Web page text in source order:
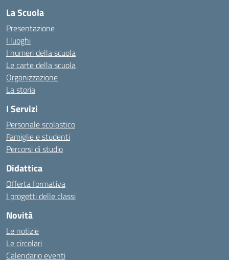
La Scuola
Presentazione
I luoghi
I numeri della scuola
Le carte della scuola
Organizzazione
La storia
I Servizi
Personale scolastico
Famiglie e studenti
Percorsi di studio
Didattica
Offerta formativa
I progetti delle classi
Novità
Le notizie
Le circolari
Calendario eventi